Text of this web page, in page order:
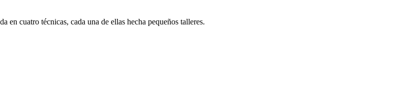
en cuatro técnicas, cada una de ellas hecha pequeños talleres.